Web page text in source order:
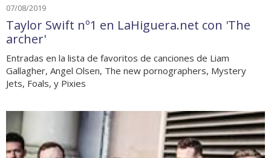
07/08/2019
Taylor Swift nº1 en LaHiguera.net con 'The
archer'
Entradas en la lista de favoritos de canciones de Liam
Gallagher, Angel Olsen, The new pornographers, Mystery
Jets, Foals, y Pixies